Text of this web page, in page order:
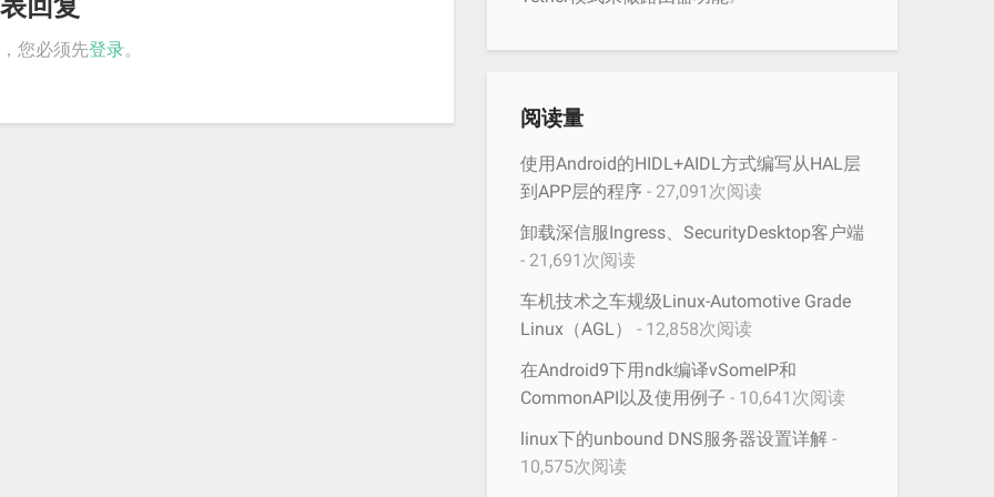
回复
您必须先登录。
阅读量
使用Android的HIDL+AIDL方式编写从HAL层
到APP层的程序 - 27,091次阅读
卸载深信服Ingress、SecurityDesktop客户端
- 21,691次阅读
车机技术之车规级Linux-Automotive Grade
Linux（AGL）
- 12,858次阅读
在Android9下用ndk编译vSomeIP和
CommonAPI以及使用例子 - 10,641次阅读
linux下的unbound DNS服务器设置详解 -
10,575次阅读